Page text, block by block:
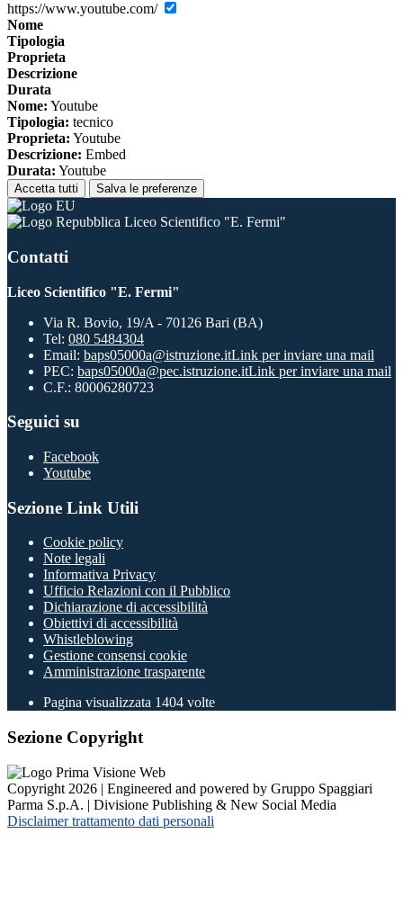
https://www.youtube.com/
Nome
Tipologia
Proprieta
Descrizione
Durata
Nome: Youtube
Tipologia: tecnico
Proprieta: Youtube
Descrizione: Embed
Durata: Youtube
Accetta tutti Salva le preferenze
Liceo Scientifico "E. Fermi"
Contatti
Liceo Scientifico "E. Fermi"
Via R. Bovio, 19/A - 70126 Bari (BA)
Tel: 080 5484304
Email: baps05000a@istruzione.itLink per inviare una mail
PEC: baps05000a@pec.istruzione.itLink per inviare una mail
C.F.: 80006280723
Seguici su
Facebook
Youtube
Sezione Link Utili
Cookie policy
Note legali
Informativa Privacy
Ufficio Relazioni con il Pubblico
Dichiarazione di accessibilità
Obiettivi di accessibilità
Whistleblowing
Gestione consensi cookie
Amministrazione trasparente
Pagina visualizzata 1404 volte
Sezione Copyright
Copyright 2026 | Engineered and powered by Gruppo Spaggiari
Parma S.p.A. | Divisione Publishing & New Social Media
Disclaimer trattamento dati personali